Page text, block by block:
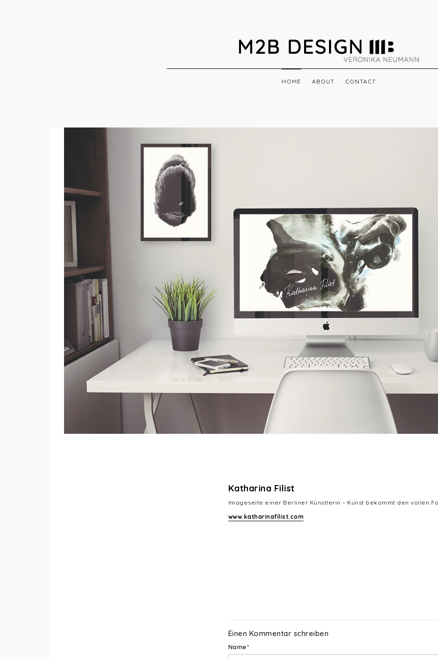
ÜBERSPRINGEN
HOME ABOUT CONTACT
Katharina Filist
Imageseite einer Berliner Künstlerin – Kunst bekommt den vollen
www.katharinafilist.com
Einen Kommentar schreiben
NamePflichtfeld
*